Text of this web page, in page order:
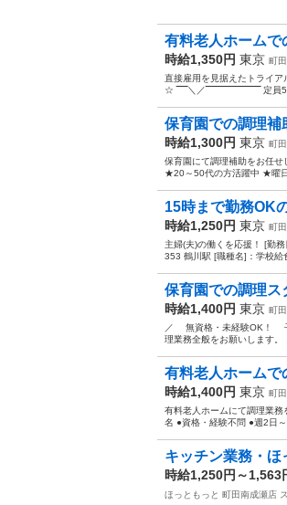
有料老人ホームで
時給1,350円 東京 町
直接雇用を見据えたトライ
☆ ‾‾‾‾＼／
保育園での調理補
時給1,300円 東京 町
保育園にて調理補助をお任
★20～50代の方活躍中 ★曜
15時まで勤務OK
時給1,250円 東京 町
主婦(夫)の働くを応援！ [勤
353 鶴川駅 [職種名]：学校給
保育園での調理ス
時給1,400円 東京 町
／ 無資格・未経験OK！ 子
理業務全般をお願いします
有料老人ホームで
時給1,400円 東京 町
有料老人ホームにて調理業
名 ●資格・経験不問 ●週2日
キッチン業務・ほ
時給1,250円～1,563
ほっともっと 町田南成瀬店